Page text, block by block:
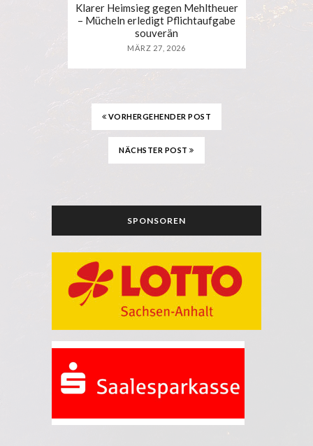
Klarer Heimsieg gegen Mehltheuer
– Mücheln erledigt Pflichtaufgabe
souverän
MÄRZ 27, 2026
VORHERGEHENDER POST
NÄCHSTER POST
SPONSOREN